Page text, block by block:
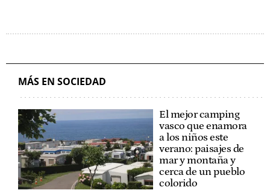
MÁS EN SOCIEDAD
El mejor camping
vasco que enamora
a los niños este
verano: paisajes de
mar y montaña y
cerca de un pueblo
colorido